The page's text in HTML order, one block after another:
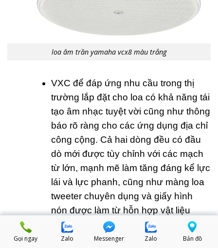
loa âm trần yamaha vcx8 màu trắng
VXC để đáp ứng nhu cầu trong thị
trường lắp đặt cho loa có khả năng tái
tạo âm nhạc tuyệt vời cũng như thông
báo rõ ràng cho các ứng dụng địa chỉ
công cộng. Cả hai dòng đều có đầu
dò mới được tùy chỉnh với các mạch
từ lớn, mạnh mẽ làm tăng đáng kể lực
lái và lực phanh, cũng như màng loa
tweeter chuyên dụng và giấy hình
nón được làm từ hỗn hợp vật liệu
được tạo cẩn thận giúp tối ưu hóa tái
tạo âm thanh. Các tủ được chế tạo
Gọi ngay Zalo Messenger Zalo Bản đồ